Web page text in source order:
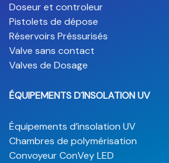
Doseur et controleur
Pistolets de dépose
Réservoirs Préssurisés
Valve sans contact
Valves de Dosage
ÉQUIPEMENTS D´INSOLATION UV
Équipements d’insolation UV
Chambres de polymérisation
Convoyeur ConVey LED